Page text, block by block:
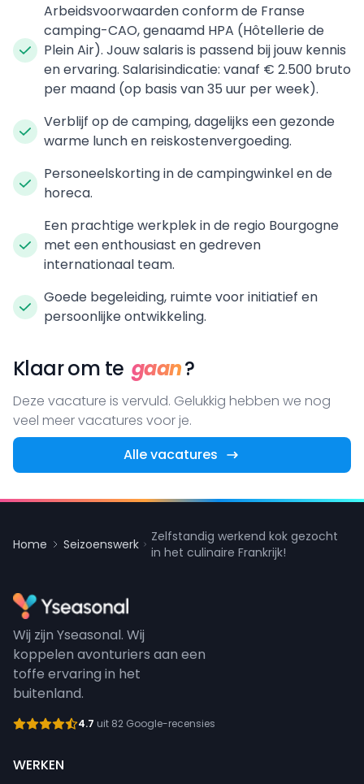
Arbeidsvoorwaarden conform de Franse
camping-CAO, genaamd HPA (Hôtellerie de
Plein Air). Jouw salaris is passend bij jouw kennis
en ervaring. Salarisindicatie: vanaf € 2.500 bruto
per maand (op basis van 35 uur per week).
Verblijf op de camping, dagelijks een gezonde
warme lunch en reiskostenvergoeding.
Personeelskorting in de campingwinkel en de
horeca.
Een prachtige werkplek in de regio Bourgogne
met een enthousiast en gedreven
internationaal team.
Goede begeleiding, ruimte voor initiatief en
persoonlijke ontwikkeling.
Klaar om te gaan?
Deze vacature is vervuld. Gelukkig hebben we nog
veel meer vacatures voor je.
Alle vacatures
Home Seizoenswerk
Zelfstandig werkend kok gezocht
in het culinaire Frankrijk!
Wij zijn Yseasonal. Wij
koppelen avonturiers aan een
toffe ervaring in het
buitenland.
4.7 uit 82 Google-recensies
WERKEN